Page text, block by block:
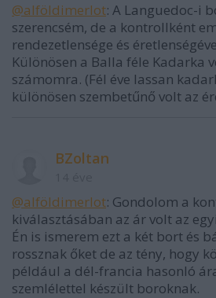
@alföldimerlot: A Languedoc-i
szerencsém, de a kontrollként
rendezetlensége és
Különösen a Balla féle Kadarka
számomra. (Fél éve lassan
különösen szembetűnő volt az
BZoltan
@alföldimerlot: Gondolom a
kiválasztásában az ár volt az
Én is ismerem ezt a két bort és
rossznak őket de az tény, hogy
például a dél-francia hasonló
szemlélettel készült boroknak.